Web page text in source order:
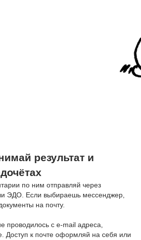
результат и
по ним отправляй через
ЭДО. Если выбираешь мессенджер,
на почту.
проводилось с e-mail адреса,
Доступ к почте оформляй на себя или